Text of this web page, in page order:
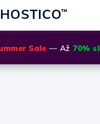
HOSTICO™
Sale — Až 70%